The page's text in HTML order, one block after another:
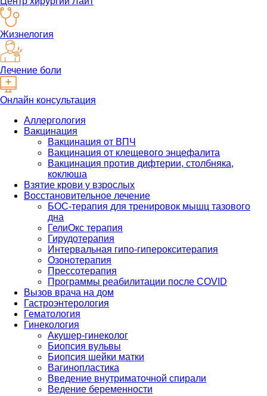
Жизнелогия
Лечение боли
Онлайн консультация
Аллергология
Вакцинация
Вакцинация от ВПЧ
Вакцинация от клещевого энцефалита
Вакцинация против дифтерии, столбняка,
коклюша
Взятие крови у взрослых
Восстановительное лечение
БОС-терапия для тренировок мышц тазового
дна
ГелиОкс терапия
Гирудотерапия
Интервальная гипо-гиперокситерапия
Озонотерапия
Прессотерапия
Программы реабилитации после СOVID
Вызов врача на дом
Гастроэнтерология
Гематология
Гинекология
Акушер-гинеколог
Биопсия вульвы
Биопсия шейки матки
Вагинопластика
Введение внутриматочной спирали
Ведение беременности